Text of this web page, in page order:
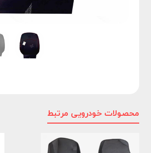
محصولات خودرویی مرتبط